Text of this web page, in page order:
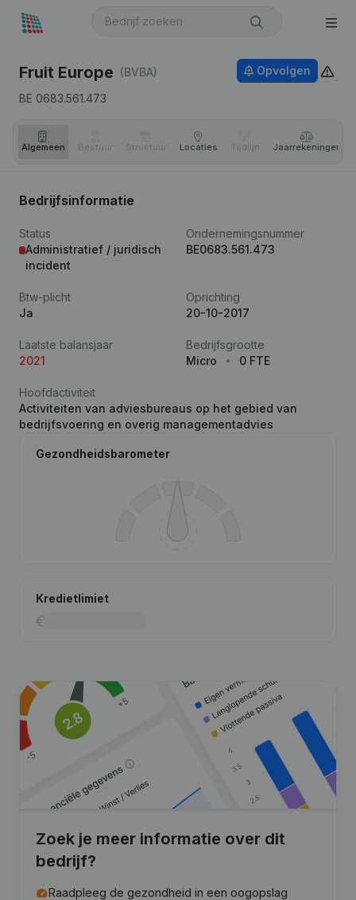
Fruit Europe (BVBA)
BE 0683.561.473
Opvolgen
Algemeen Bestuur Structuur Locaties Tijdlijn Jaar­rekeningen
Bedrijfsinformatie
Status
Administratief / juridisch
incident
Ondernemingsnummer
BE0683.561.473
Btw-plicht
Ja
Oprichting
20-10-2017
Laatste balansjaar
2021
Bedrijfsgrootte
Micro
0 FTE
Hoofdactiviteit
Activiteiten van adviesbureaus op het gebied van
bedrijfsvoering en overig managementadvies
Gezondheidsbarometer
Kredietlimiet
Zoek je meer informatie over dit
bedrijf?
Raadpleeg de gezondheid in een oogopslag